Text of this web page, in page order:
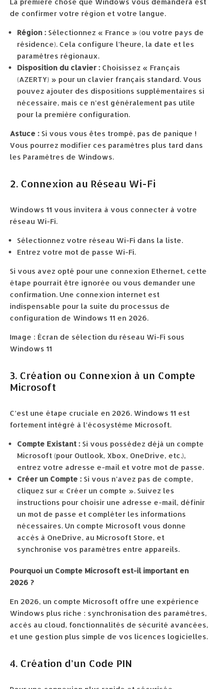
de confirmer votre région et votre langue.
Région : Sélectionnez « France » (ou votre pays de
résidence). Cela configure l’heure, la date et les
paramètres régionaux.
Disposition du clavier : Choisissez « Français
(AZERTY) » pour un clavier français standard. Vous
pouvez ajouter des dispositions supplémentaires si
nécessaire, mais ce n’est généralement pas utile
pour la première configuration.
Astuce : Si vous vous êtes trompé, pas de panique !
Vous pourrez modifier ces paramètres plus tard dans
les Paramètres de Windows.
2. Connexion au Réseau Wi-Fi
Windows 11 vous invitera à vous connecter à votre
réseau Wi-Fi.
Sélectionnez votre réseau Wi-Fi dans la liste.
Entrez votre mot de passe Wi-Fi.
Si vous avez opté pour une connexion Ethernet, cette
étape pourrait être ignorée ou vous demander une
confirmation. Une connexion internet est
indispensable pour la suite du processus de
configuration de Windows 11 en 2026.
Image : Écran de sélection du réseau Wi-Fi sous
Windows 11
3. Création ou Connexion à un Compte
Microsoft
C’est une étape cruciale en 2026. Windows 11 est
fortement intégré à l’écosystème Microsoft.
Compte Existant : Si vous possédez déjà un compte
Microsoft (pour Outlook, Xbox, OneDrive, etc.),
entrez votre adresse e-mail et votre mot de passe.
Créer un Compte : Si vous n’avez pas de compte,
cliquez sur « Créer un compte ». Suivez les
instructions pour choisir une adresse e-mail, définir
un mot de passe et compléter les informations
nécessaires. Un compte Microsoft vous donne
accès à OneDrive, au Microsoft Store, et
synchronise vos paramètres entre appareils.
Pourquoi un Compte Microsoft est-il important en
2026 ?
En 2026, un compte Microsoft offre une expérience
Windows plus riche : synchronisation des paramètres,
accès au cloud, fonctionnalités de sécurité avancées,
et une gestion plus simple de vos licences logicielles.
4. Création d’un Code PIN